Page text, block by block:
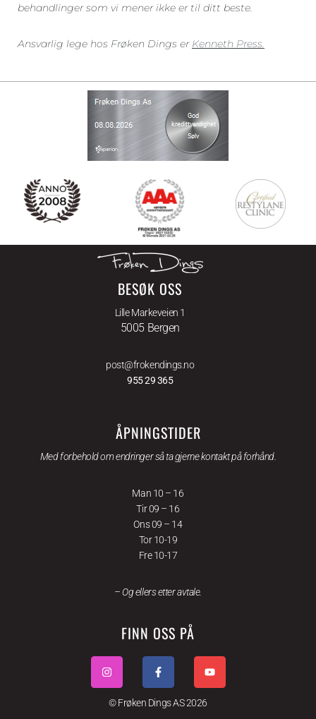
behandlinger som vi mener ikke er til ditt beste.
Ansvarlig lege hos Frøken Dings er Kenneth Press.
BESØK OSS
Lille Markeveien 1
5005 Bergen
post@frokendings.no
955 29 365
ÅPNINGSTIDER
Med forbehold om endringer så ta gjerne kontakt på forhånd.
Man 10 – 16
Tir 09 – 16
Ons 09 – 14
Tor 10-19
Fre 10-17
– Og ellers etter avtale.
FINN OSS PÅ
© Frøken Dings AS 2026